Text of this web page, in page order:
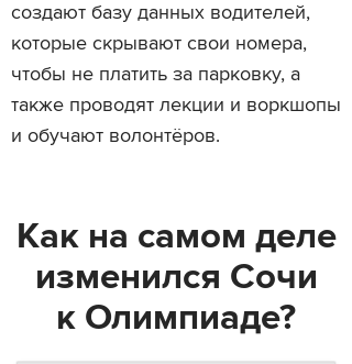
создают базу данных водителей,
которые скрывают свои номера,
чтобы не платить за парковку, а
также проводят лекции и воркшопы
и обучают волонтёров.
Как на самом деле
изменился Сочи
к Олимпиаде?